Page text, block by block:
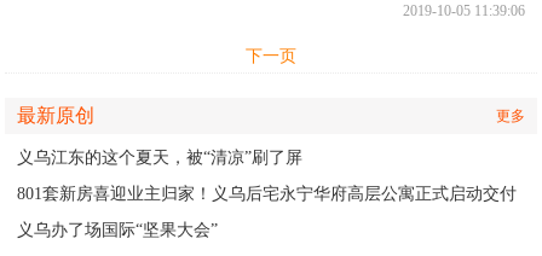
2019-10-05 11:39:06
下一页
最新原创 更多
义乌江东的这个夏天，被“清凉”刷了屏
801套新房喜迎业主归家！义乌后宅永宁华府高层公寓正式启动交付
义乌办了场国际“坚果大会”